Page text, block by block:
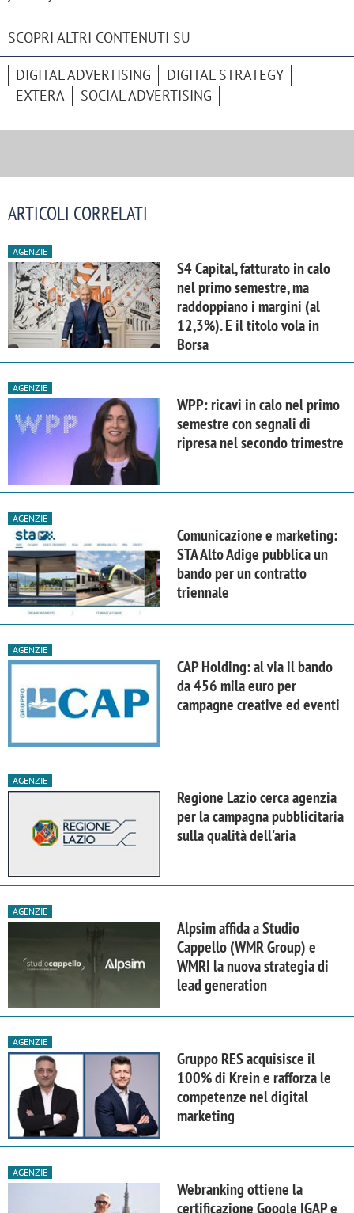
SCOPRI ALTRI CONTENUTI SU
DIGITAL ADVERTISING
DIGITAL STRATEGY
EXTERA
SOCIAL ADVERTISING
ARTICOLI CORRELATI
AGENZIE
S4 Capital, fatturato in calo
nel primo semestre, ma
raddoppiano i margini (al
12,3%). E il titolo vola in
Borsa
AGENZIE
WPP: ricavi in calo nel primo
semestre con segnali di
ripresa nel secondo trimestre
AGENZIE
Comunicazione e marketing:
STA Alto Adige pubblica un
bando per un contratto
triennale
AGENZIE
CAP Holding: al via il bando
da 456 mila euro per
campagne creative ed eventi
AGENZIE
Regione Lazio cerca agenzia
per la campagna pubblicitaria
sulla qualità dell'aria
AGENZIE
Alpsim affida a Studio
Cappello (WMR Group) e
WMRI la nuova strategia di
lead generation
AGENZIE
Gruppo RES acquisisce il
100% di Krein e rafforza le
competenze nel digital
marketing
AGENZIE
Webranking ottiene la
certificazione Google IGAP e